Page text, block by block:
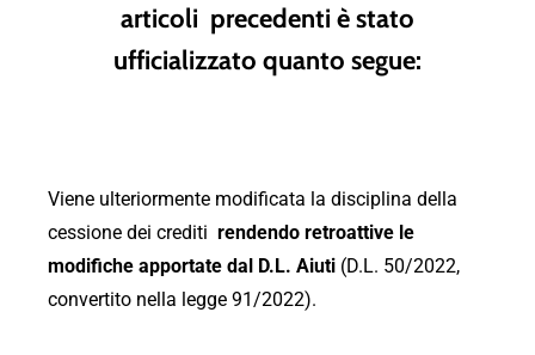
articoli precedenti è stato
ufficializzato quanto segue:
Viene ulteriormente modificata la disciplina della
cessione dei crediti rendendo retroattive le
modifiche apportate dal D.L. Aiuti (D.L. 50/2022,
convertito nella legge 91/2022).